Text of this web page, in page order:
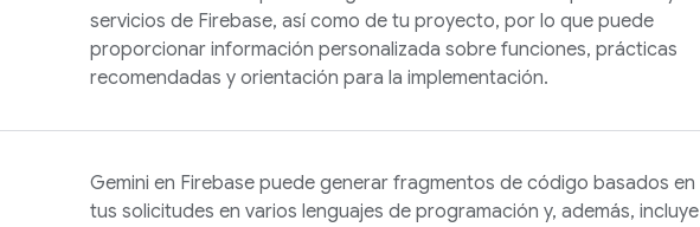
servicios de Firebase, así como de tu proyecto, por lo que puede
proporcionar información personalizada sobre funciones, prácticas
recomendadas y orientación para la implementación.
Gemini en Firebase puede generar fragmentos de código basados en
tus solicitudes en varios lenguajes de programación y, además, incluye